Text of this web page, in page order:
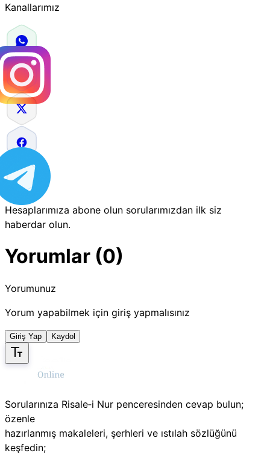
Kanallarımız
Hesaplarımıza abone olun sorularımızdan ilk siz
haberdar olun.
Yorumlar (0)
Yorumunuz
Yorum yapabilmek için giriş yapmalısınız
Giriş Yap Kaydol
Sorularınıza Risale‑i Nur penceresinden cevap bulun;
özenle
hazırlanmış makaleleri, şerhleri ve ıstılah sözlüğünü
keşfedin;